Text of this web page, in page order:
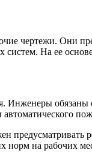
чертежи. Они
На ее
Инженеры
на рабочих